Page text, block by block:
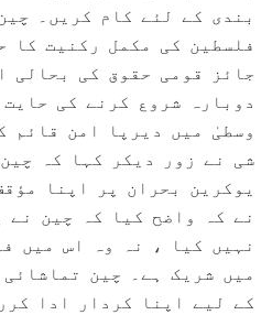
بندی کے لئے کام کریں۔
فلسطین کی مکمل رکنیت کا
جائز قومی حقوق کی بحالی
دوبارہ شروع کرنے کی
وسطیٰ میں دیرپا امن قائم
شی نے زور دیکر کہا کہ
یوکرین بحران پر اپنا
نے کہ واضح کیا کہ چین نے
نہیں کیا ، نہ وہ اس میں
میں شریک ہے۔ چین
کے لیے اپنا کردار ادا